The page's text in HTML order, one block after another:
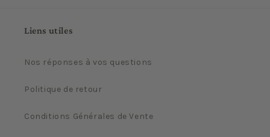
Liens utiles
Nos réponses à vos questions
Politique de retour
Conditions Générales de Vente